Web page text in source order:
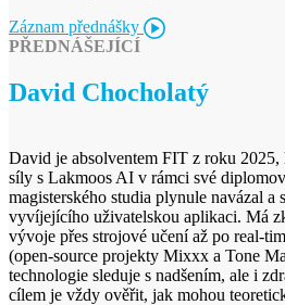
Záznam přednášky
PŘEDNÁŠEJÍCÍ
David Chocholatý
David je absolventem FIT z roku
síly s Lakmoos AI v rámci své
magisterského studia plynule navázal a
vyvíjejícího uživatelskou aplikaci. Má
vývoje přes strojové učení až po real-
(open-source projekty Mixxx a Tone
technologie sleduje s nadšením, ale i
cílem je vždy ověřit, jak mohou